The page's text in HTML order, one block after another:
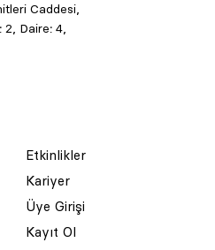
Caddesi,
2, Daire: 4,
Etkinlikler
Kariyer
Üye Girişi
Kayıt Ol